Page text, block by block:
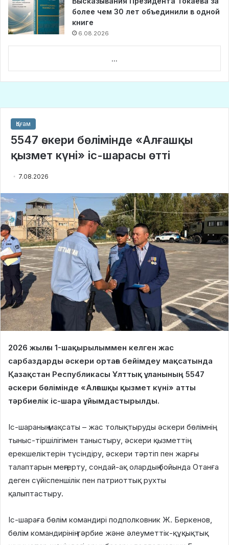
более чем 30 лет объединили в одной
книге
6.08.2026
...